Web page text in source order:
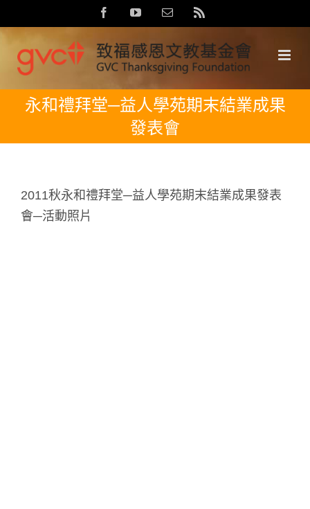
to
content
FacebookYouTubeEmail:
永和禮拜堂─益人學苑期末結業成果
發表會
2011秋永和禮拜堂─益人學苑期末結業成果發表
會─活動照片